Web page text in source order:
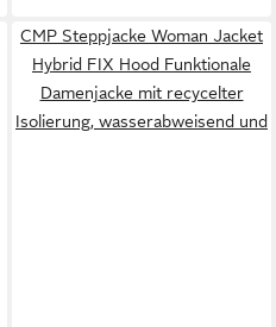
CMP Steppjacke Woman Jacket
Hybrid FIX Hood Funktionale
Damenjacke mit recycelter
Isolierung, wasserabweisend und